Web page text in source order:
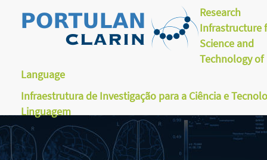
Research
Infrastructure
Science and
Technology of
Language
Infraestrutura de Investigação para a Ciência e
Linguagem